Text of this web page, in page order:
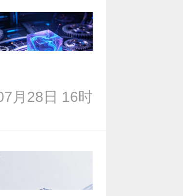
月28日 16时